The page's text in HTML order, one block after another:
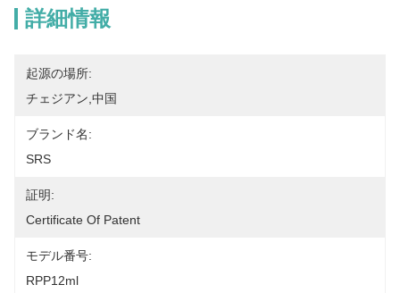
詳細情報
起源の場所:
チェジアン,中国
ブランド名:
SRS
証明:
Certificate Of Patent
モデル番号:
RPP12ml